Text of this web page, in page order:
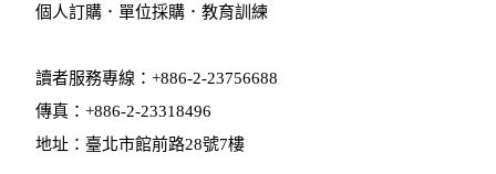
個人訂購 ． 單位採購 ．教育訓練
讀者服務專線：+886-2-23756688
傳真：+886-2-23318496
地址：臺北市館前路28號7樓